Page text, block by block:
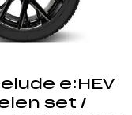
e:HEV
set /